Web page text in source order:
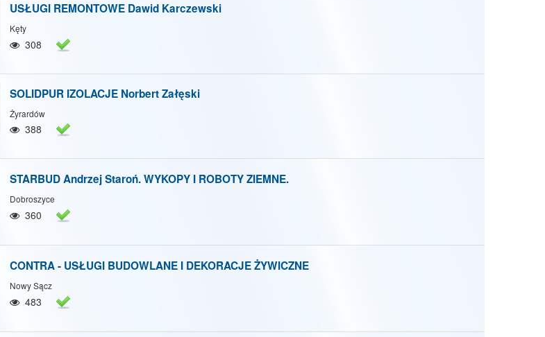
USŁUGI REMONTOWE Dawid Karczewski
Kęty
308
SOLIDPUR IZOLACJE Norbert Załęski
Żyrardów
388
STARBUD Andrzej Staroń. WYKOPY I ROBOTY ZIEMNE.
Dobroszyce
360
CONTRA - USŁUGI BUDOWLANE I DEKORACJE ŻYWICZNE
Nowy Sącz
483